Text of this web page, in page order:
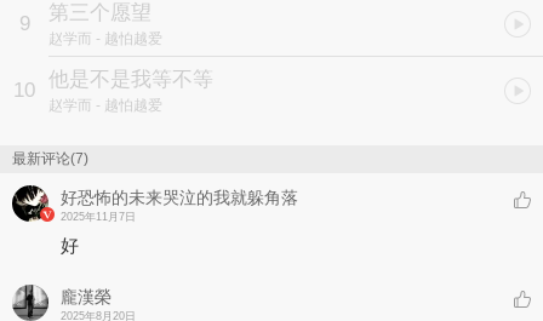
9 第三个愿望
赵学而 - 越怕越爱
10 他是不是我等不等
赵学而 - 越怕越爱
最新评论(7)
好恐怖的未来哭泣的我就躲角落
2025年11月7日
好
龐漢榮
2025年8月20日